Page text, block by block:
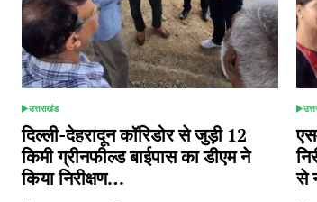
POSTED
IN
उत्तराखंड
दिल्ली-देहरादून कॉरिडोर से जुड़ी 12
किमी ग्रीनफील्ड बाईपास का डीएम ने
किया निरीक्षण…
IN
से